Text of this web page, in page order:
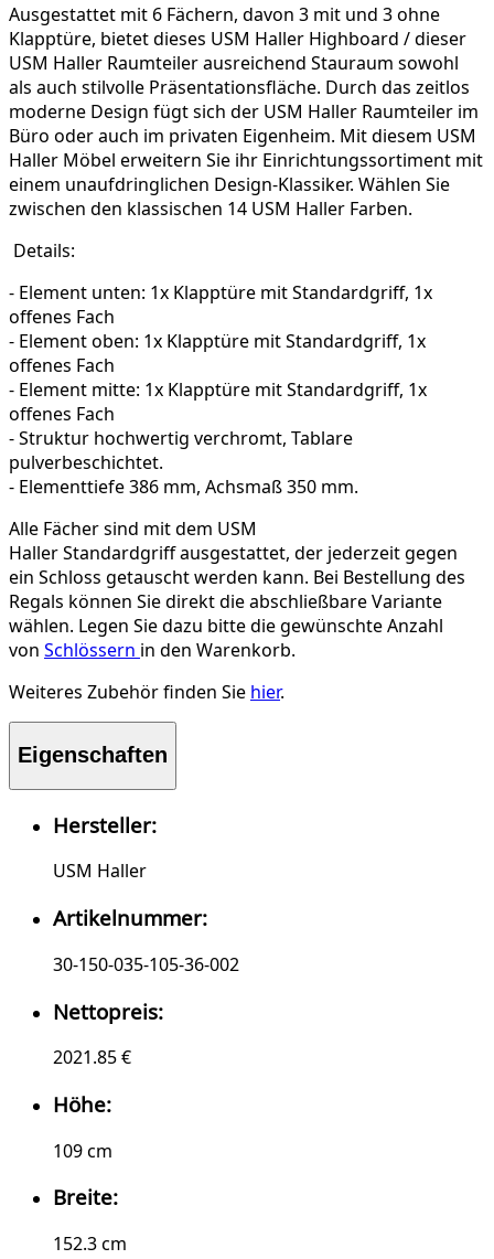
Ausgestattet mit 6 Fächern, davon 3 mit und 3 ohne
Klapptüre, bietet dieses USM Haller Highboard / dieser
USM Haller Raumteiler ausreichend Stauraum sowohl
als auch stilvolle Präsentationsfläche. Durch das zeitlos
moderne Design fügt sich der USM Haller Raumteiler im
Büro oder auch im privaten Eigenheim. Mit diesem USM
Haller Möbel erweitern Sie ihr Einrichtungssortiment mit
einem unaufdringlichen Design-Klassiker. Wählen Sie
zwischen den klassischen 14 USM Haller Farben.
Details:
- Element unten: 1x Klapptüre mit Standardgriff, 1x
offenes Fach
- Element oben: 1x Klapptüre mit Standardgriff, 1x
offenes Fach
- Element mitte: 1x Klapptüre mit Standardgriff, 1x
offenes Fach
- Struktur hochwertig verchromt, Tablare
pulverbeschichtet.
- Elementtiefe 386 mm, Achsmaß 350 mm.
Alle Fächer sind mit dem USM
Haller Standardgriff ausgestattet, der jederzeit gegen
ein Schloss getauscht werden kann. Bei Bestellung des
Regals können Sie direkt die abschließbare Variante
wählen. Legen Sie dazu bitte die gewünschte Anzahl
von Schlössern in den Warenkorb.
Weiteres Zubehör finden Sie hier.
Eigenschaften
Hersteller:
USM Haller
Artikelnummer:
30-150-035-105-36-002
Nettopreis:
2021.85 €
Höhe:
109 cm
Breite:
152.3 cm